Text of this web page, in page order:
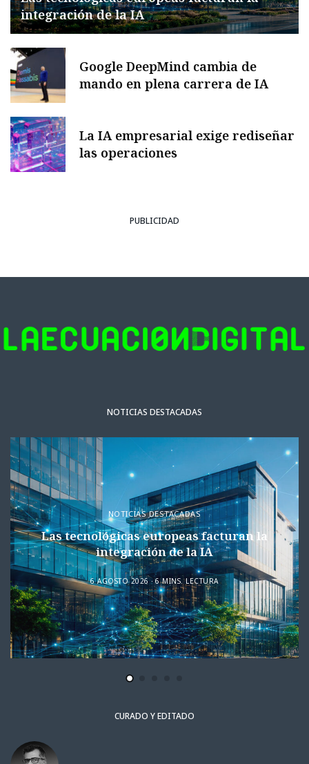
integración de la IA
Google DeepMind cambia de
mando en plena carrera de IA
La IA empresarial exige rediseñar
las operaciones
PUBLICIDAD
NOTICIAS DESTACADAS
NOTICIAS DESTACADAS
Las tecnológicas europeas facturan la
integración de la IA
6 AGOSTO 2026 6 MINS. LECTURA
CURADO Y EDITADO